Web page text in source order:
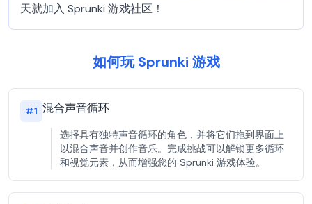
天就加入 Sprunki 游戏社区！
如何玩 Sprunki 游戏
#1 混合声音循环
选择具有独特声音循环的角色，并将它们拖到界面上
以混合声音并创作音乐。完成挑战可以解锁更多循环
和视觉元素，从而增强您的 Sprunki 游戏体验。